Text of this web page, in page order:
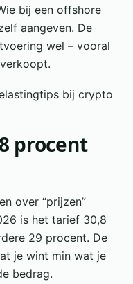
bij een offshore
aangeven. De
wel – vooral
bij crypto
procent
over “prijzen”
is het tarief 30,8
29 procent. De
je wint min wat je
bedrag.